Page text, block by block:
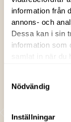
information från
annons- och
Dessa kan i sin
information som
samlat in när du
Nödvändig
Inställningar
En riktigt
dagar.
Om
några